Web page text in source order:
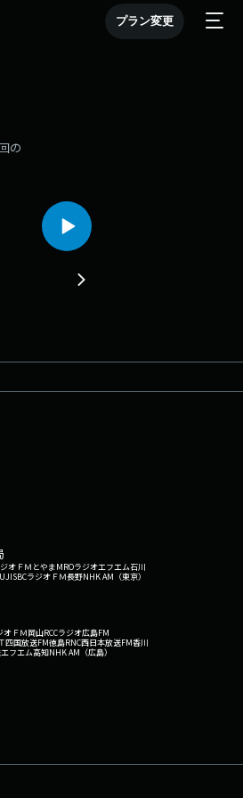
プラン変更
の
オ ＦＭとやまMROラジオエフエム石川
SBCラジオ ＦＭ長野NHK AM（東京）
オ ＦＭ岡山RCCラジオ広島FM
四国放送FM徳島RNC西日本放送FM香川
エフエム高知NHK AM（広島）